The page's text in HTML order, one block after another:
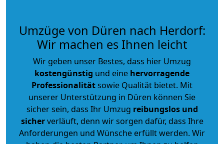
Umzüge von Düren nach Herdorf:
Wir machen es Ihnen leicht
Wir geben unser Bestes, dass hier Umzug
kostengünstig und eine hervorragende
Professionalitätsowie Qualität bietet. Mit
unserer Unterstützung in Düren können Sie
sicher sein, dass Ihr Umzug reibungslos und
sicherverläuft, denn wir sorgen dafür, dass Ihre
Anforderungen und Wünsche erfüllt werden. Wir